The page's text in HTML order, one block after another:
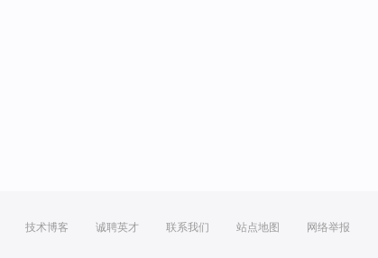
技术博客 诚聘英才 联系我们 站点地图 网络举报